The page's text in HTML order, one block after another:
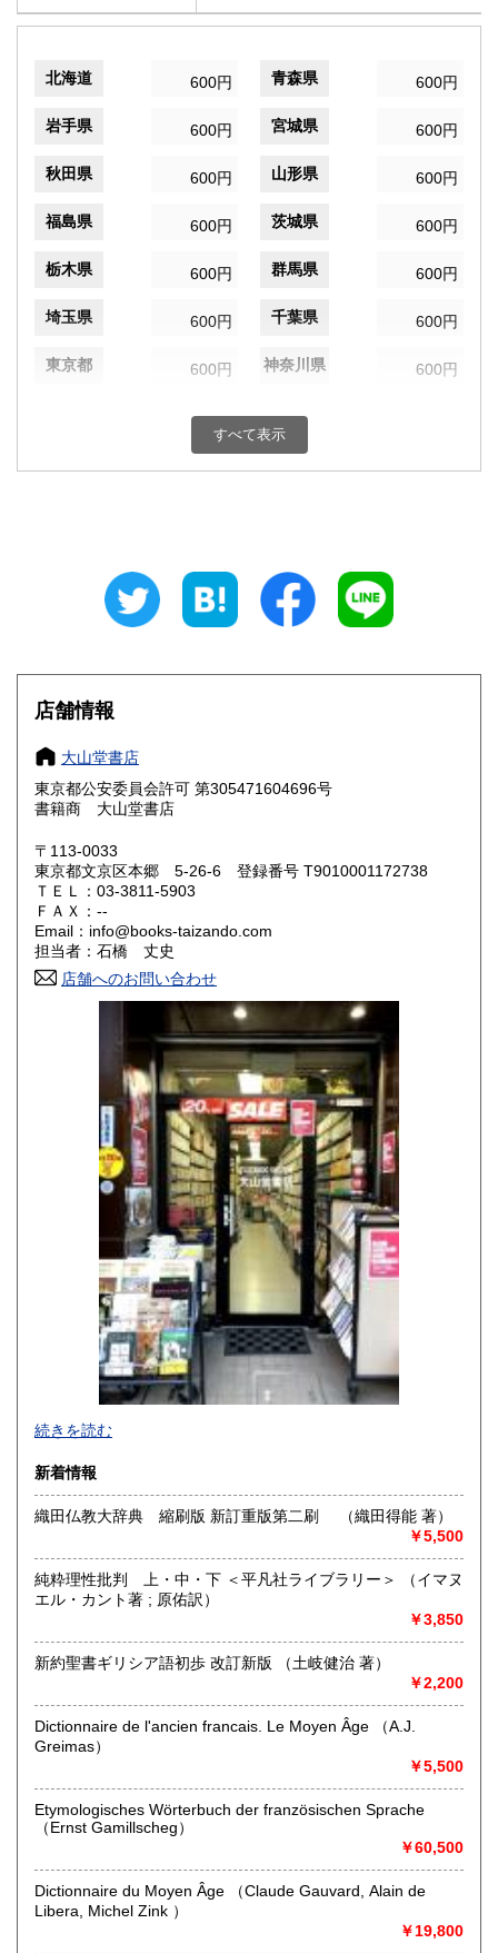
北海道 600円 青森県 600円
岩手県 600円 宮城県 600円
秋田県 600円 山形県 600円
福島県 600円 茨城県 600円
栃木県 600円 群馬県 600円
埼玉県 600円 千葉県 600円
東京都 600円 神奈川県 600円
600円 富山県
600円 三重県
大阪府
奈良県
鳥取県 600円 島根県
岡山県
山口県 600円
香川県
高知県 600円
600円 長崎県
600円 大分県
600円 鹿児島県
600円
すべて表示
店舗情報
大山堂書店
東京都公安委員会許可 第305471604696号
書籍商 大山堂書店
〒113-0033
東京都文京区本郷 5-26-6 登録番号 T9010001172738
ＴＥＬ：03-3811-5903
ＦＡＸ：--
Email：info@books-taizando.com
担当者：石橋 丈史
店舗へのお問い合わせ
哲学・仏教を中心に人文書（和書・洋書）を専門に扱ってお
ります。
その分野につきましては、買取も積極的に行っておりますの
で、
沿線名：東京メトロ 丸ノ内線
営業時間：午前の部10:00～12:30 午後の部15:00～18:00
定休日：日曜日・祝日,火曜日は不定休
哲学、仏教書に関する和・洋書につきましては、積極的に買
い取りしております。専門分野につきましては、長年の経験
と知識から、誠実に査定・評価させていただきます。また、
ます。
まずはご連絡ください。その際は、おおよその量と、主だっ
た内容等をお知らせください。ご面倒でなければ、書棚を画
続きを読む
新着情報
織田仏教大辞典 縮刷版 新訂重版第二刷 （織田得能 著）
￥5,500
純粋理性批判 上・中・下 ＜平凡社ライブラリー＞ （イマヌ
エル・カント著 ; 原佑訳）
￥3,850
新約聖書ギリシア語初歩 改訂新版 （土岐健治 著）
￥2,200
Dictionnaire de l'ancien francais. Le Moyen Âge （A.J.
Greimas）
￥5,500
Etymologisches Wörterbuch der französischen Sprache
（Ernst Gamillscheg）
￥60,500
Dictionnaire du Moyen Âge （Claude Gauvard, Alain de
Libera, Michel Zink ）
￥19,800